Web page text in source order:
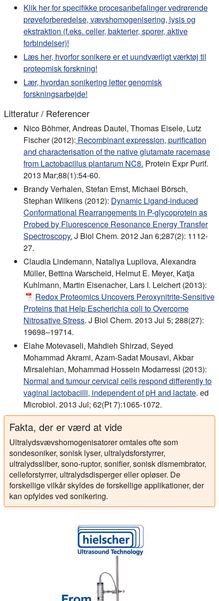
Klik her for specifikke procesanbefalinger vedrørende
prøveforberedelse, vævshomogenisering, lysis og
ekstraktion (f.eks. celler, bakterier, sporer, aktive
forbindelser)!
Læs her, hvorfor sonikere er et uundværligt værktøj til
proteomisk forskning!
Lær, hvordan sonikering letter genomisk
forskningsarbejde!
Litteratur / Referencer
Nico Böhmer, Andreas Dautel, Thomas Eisele, Lutz
Fischer (2012): Recombinant expression, purification
and characterisation of the native glutamate racemase
from Lactobacillus plantarum NC8. Protein Expr Purif.
2013 Mar;88(1):54-60.
Brandy Verhalen, Stefan Ernst, Michael Börsch,
Stephan Wilkens (2012): Dynamic Ligand-induced
Conformational Rearrangements in P-glycoprotein as
Probed by Fluorescence Resonance Energy Transfer
Spectroscopy. J Biol Chem. 2012 Jan 6;287(2): 1112-
27.
Claudia Lindemann, Nataliya Lupilova, Alexandra
Müller, Bettina Warscheid, Helmut E. Meyer, Katja
Kuhlmann, Martin Eisenacher, Lars I. Leichert (2013):
Redox Proteomics Uncovers Peroxynitrite-Sensitive
Proteins that Help Escherichia coli to Overcome
Nitrosative Stress. J Biol Chem. 2013 Jul 5; 288(27):
19698–19714.
Elahe Motevaseli, Mahdieh Shirzad, Seyed
Mohammad Akrami, Azam-Sadat Mousavi, Akbar
Mirsalehian, Mohammad Hossein Modarressi (2013):
Normal and tumour cervical cells respond differently to
vaginal lactobacilli, independent of pH and lactate. ed
Microbiol. 2013 Jul; 62(Pt 7):1065-1072.
Fakta, der er værd at vide
Ultralydsvævshomogenisatorer omtales ofte som
sondesoniker, sonisk lyser, ultralydsforstyrrer,
ultralydssliber, sono-ruptor, sonifier, sonisk dismembrator,
celleforstyrrer, ultralydsdisperger eller opløser. De
forskellige vilkår skyldes de forskellige applikationer, der
kan opfyldes ved sonikering.